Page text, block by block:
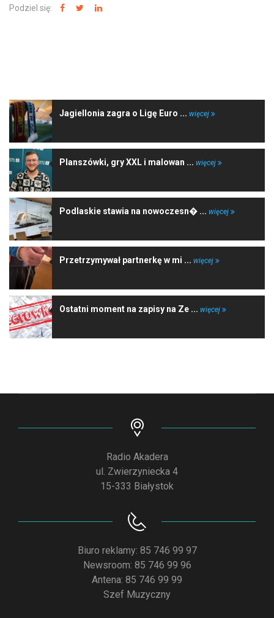
Podziel się:
Jagiellonia zagra o Ligę Euro ... więcej
Planszówki, gry XXL i malowan ... więcej
Podlaskie stawia na nowoczesn� ... więcej
Przetrzymywał partnerkę w mi ... więcej
Ostatni moment na zapisy na Ze ... więcej
Radio Akadera
ul. Zwierzyniecka 4
15-333 Białystok
Biuro reklamy: 85 746 99 97
Newsroom: 85 746 99 96
Antena: 85 746 99 99
Szef Muzyczny